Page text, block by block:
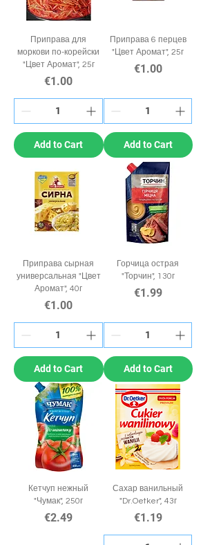
Приправа для
моркови по-корейски
"Цвет Аромат", 25г
Price
€1.00
Add to Cart
Приправа 6 перцев
"Цвет Аромат", 25г
Price
€1.00
Add to Cart
Приправа сырная
универсальная "Цвет
Аромат", 40г
Price
€1.00
Add to Cart
Горчица острая
"Торчин", 130г
Price
€1.99
Add to Cart
Кетчуп нежный
"Чумак", 250г
Price
€2.49
Сахар ванильный
"Dr.Oetker", 43г
Price
€1.19